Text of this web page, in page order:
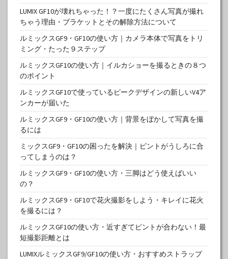
LUMIX GF10が壊れちゃった！？一度にたくさん写真が撮れ
ちゃう理由・ブラケットとその解除方法について
ルミックスGF9・GF10の使い方｜カメラ本体で写真をトリ
ミング・たった９ステップ
ルミックスGF10の使い方｜イルカショーを撮るときの８つ
のポイント
ルミックスGF10で使っているピークデザインの新しいV4ア
ンカーが届いた
ルミックスGF9・GF10の使い方｜背景をぼかして写真を撮
るには
ミックスGF9・GF10の困ったを解決｜ピントがうしろに合
ってしまうのは？
ルミックスGF9・GF10の使い方・三脚はどう使えばいい
の？
ルミックスGF9・GF10で花火撮影をしよう・キレイに花火
を撮るには？
ルミックスGF10の使い方・近すぎてピントが合わない！最
短撮影距離とは
LUMIXルミックスGF9/GF10の使い方・おすすめストラップ